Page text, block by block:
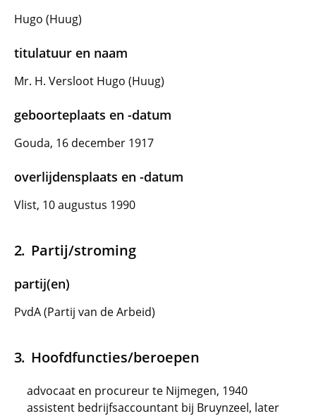
Hugo (Huug)
titulatuur en naam
Mr. H. Versloot Hugo (Huug)
geboorteplaats en -datum
Gouda, 16 december 1917
overlijdensplaats en -datum
Vlist, 10 augustus 1990
Partij/stroming
partij(en)
PvdA (Partij van de Arbeid)
Hoofdfuncties/beroepen
advocaat en procureur te Nijmegen, 1940
assistent bedrijfsaccountant bij Bruynzeel, later